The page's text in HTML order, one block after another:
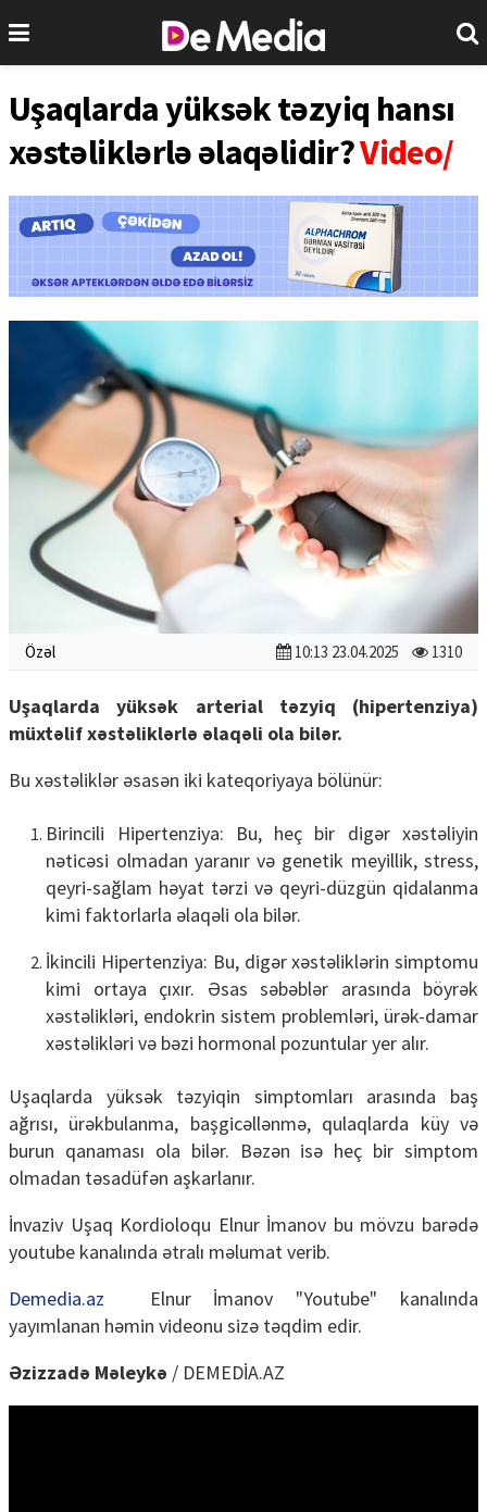
Uşaqlarda yüksək təzyiq hansı
xəstəliklərlə əlaqəlidir?Video/
Özəl 10:13 23.04.2025 1310
Uşaqlarda yüksək arterial təzyiq (hipertenziya)
müxtəlif xəstəliklərlə əlaqəli ola bilər.
Bu xəstəliklər əsasən iki kateqoriyaya bölünür:
Birincili Hipertenziya: Bu, heç bir digər xəstəliyin
nəticəsi olmadan yaranır və genetik meyillik, stress,
qeyri-sağlam həyat tərzi və qeyri-düzgün qidalanma
kimi faktorlarla əlaqəli ola bilər.
İkincili Hipertenziya: Bu, digər xəstəliklərin simptomu
kimi ortaya çıxır. Əsas səbəblər arasında böyrək
xəstəlikləri, endokrin sistem problemləri, ürək-damar
xəstəlikləri və bəzi hormonal pozuntular yer alır.
Uşaqlarda yüksək təzyiqin simptomları arasında baş
ağrısı, ürəkbulanma, başgicəllənmə, qulaqlarda küy və
burun qanaması ola bilər. Bəzən isə heç bir simptom
olmadan təsadüfən aşkarlanır.
İnvaziv Uşaq Kordioloqu Elnur İmanov bu mövzu barədə
youtube kanalında ətralı məlumat verib.
Demedia.az Elnur İmanov "Youtube" kanalında
yayımlanan həmin videonu sizə təqdim edir.
Əzizzadə Məleykə / DEMEDİA.AZ